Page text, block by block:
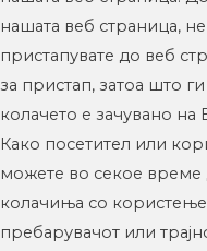
нашата веб страница,
пристапувате до веб
за пристап, затоа што
колачето е зачувано
Како посетител или
можете во секое време
колачиња со
пребарувачот или